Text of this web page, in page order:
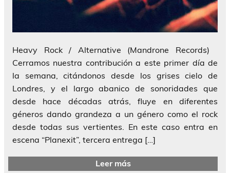
Heavy Rock / Alternative (Mandrone Records)
Cerramos nuestra contribución a este primer día de
la semana, citándonos desde los grises cielo de
Londres, y el largo abanico de sonoridades que
desde hace décadas atrás, fluye en diferentes
géneros dando grandeza a un género como el rock
desde todas sus vertientes. En este caso entra en
escena “Planexit”, tercera entrega […]
Leer más